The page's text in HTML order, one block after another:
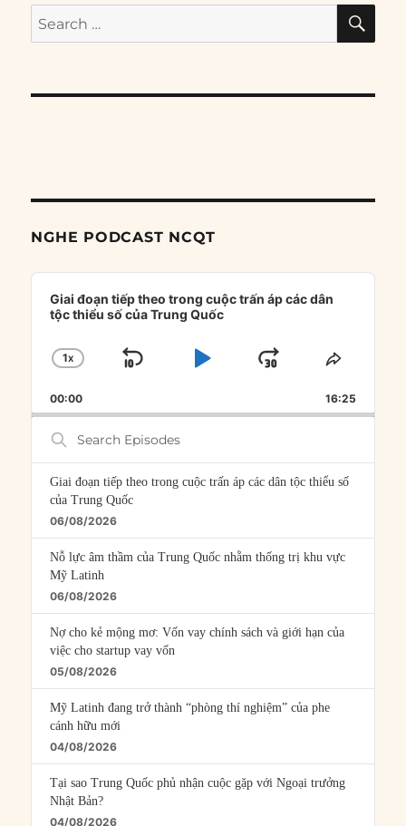
Search
for:
NGHE PODCAST NCQT
Audio
Player
Giai đoạn tiếp theo trong cuộc trấn áp các dân
tộc thiểu số của Trung Quốc
CHANGE
RATE
1X
SKIP
PLAYJUMP
FORWARD
SHARE
00:00 16:25
Search
Episodes
Giai đoạn tiếp theo trong cuộc trấn áp các dân tộc thiểu số
của Trung Quốc
06/08/2026
Nỗ lực âm thầm của Trung Quốc nhằm thống trị khu vực
Mỹ Latinh
06/08/2026
Nợ cho kẻ mộng mơ: Vốn vay chính sách và giới hạn của
việc cho startup vay vốn
05/08/2026
Mỹ Latinh đang trở thành “phòng thí nghiệm” của phe
cánh hữu mới
04/08/2026
Tại sao Trung Quốc phủ nhận cuộc gặp với Ngoại trưởng
Nhật Bản?
04/08/2026